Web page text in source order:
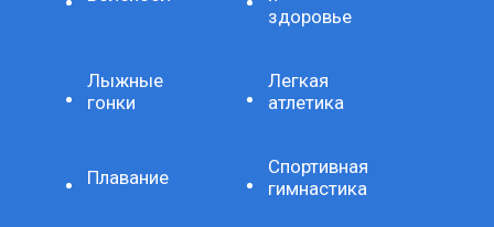
здоровье
Лыжные
гонки
Легкая
атлетика
Плавание
Спортивная
гимнастика